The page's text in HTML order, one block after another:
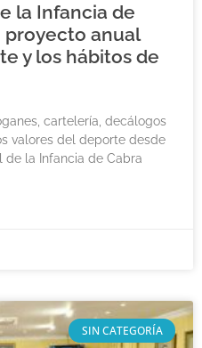
la Infancia de
proyecto anual
y los hábitos de
cartelería, decálogos
valores del deporte desde
la Infancia de Cabra
SIN CATEGORÍA